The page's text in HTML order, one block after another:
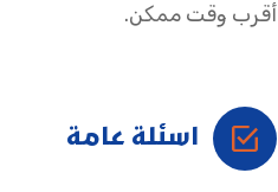
أقرب وقت ممكن.
اسئلة عامة